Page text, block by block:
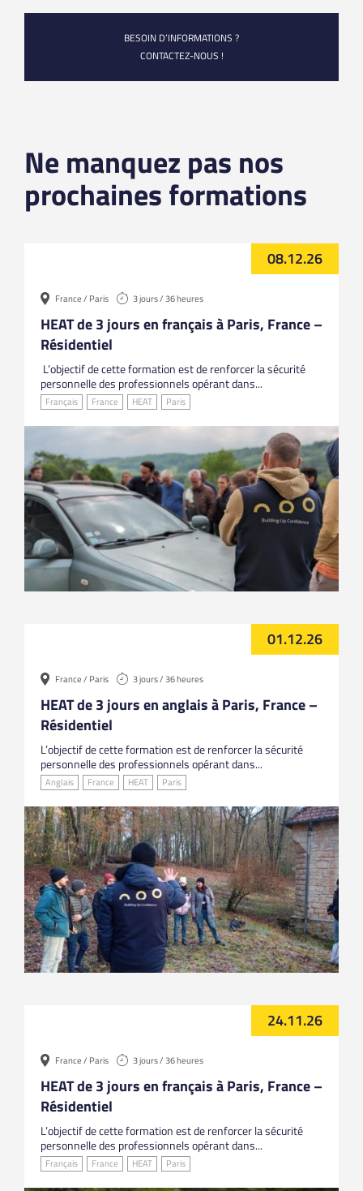
BESOIN D’INFORMATIONS ?
CONTACTEZ-NOUS !
Ne manquez pas nos
prochaines formations
08.12.26
France / Paris 3 jours / 36 heures
HEAT de 3 jours en français à Paris, France –
Résidentiel
L’objectif de cette formation est de renforcer la sécurité
personnelle des professionnels opérant dans...
Français France HEAT Paris
01.12.26
France / Paris 3 jours / 36 heures
HEAT de 3 jours en anglais à Paris, France –
Résidentiel
L’objectif de cette formation est de renforcer la sécurité
personnelle des professionnels opérant dans...
Anglais France HEAT Paris
24.11.26
France / Paris 3 jours / 36 heures
HEAT de 3 jours en français à Paris, France –
Résidentiel
L’objectif de cette formation est de renforcer la sécurité
personnelle des professionnels opérant dans...
Français France HEAT Paris